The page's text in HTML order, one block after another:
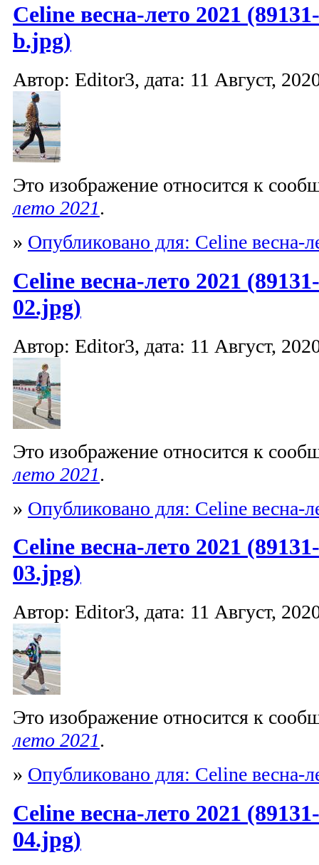
Celine весна-лето 2021
b.jpg)
Автор: Editor3, дата: 11 Август,
Это изображение относится к
лето 2021.
» Опубликовано для: Celine весна-
Celine весна-лето 2021
02.jpg)
Автор: Editor3, дата: 11 Август,
Это изображение относится к
лето 2021.
» Опубликовано для: Celine весна-
Celine весна-лето 2021
03.jpg)
Автор: Editor3, дата: 11 Август,
Это изображение относится к
лето 2021.
» Опубликовано для: Celine весна-
Celine весна-лето 2021
04.jpg)